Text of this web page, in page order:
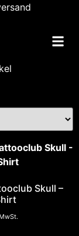
Skull –